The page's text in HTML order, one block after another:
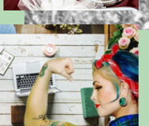
Alex de Morière by Andy Corbras